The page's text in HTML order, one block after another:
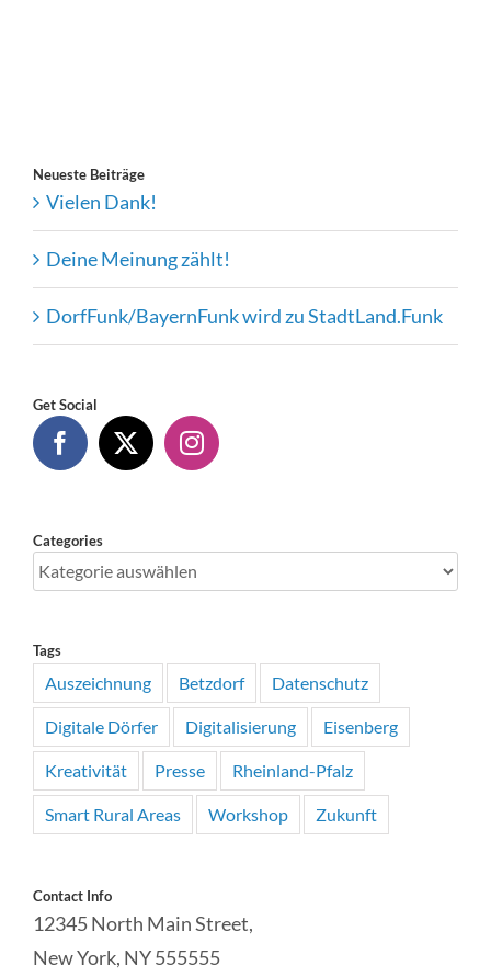
Neueste Beiträge
Vielen Dank!
Deine Meinung zählt!
DorfFunk/BayernFunk wird zu StadtLand.Funk
Get Social
Categories
Categories
Tags
Auszeichnung Betzdorf Datenschutz
Digitale Dörfer Digitalisierung Eisenberg
Kreativität Presse Rheinland-Pfalz
Smart Rural Areas Workshop Zukunft
Contact Info
12345 North Main Street,
New York, NY 555555